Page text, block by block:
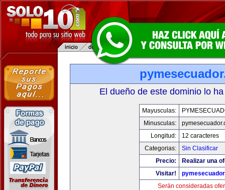
El dueño de este dominio lo
Mayusculas:
Minusculas:
Longitud:
12 caracteres
Categorias:
Sin Clasificar
Precio:
Realizar una
Visitar!
Serán consideradas